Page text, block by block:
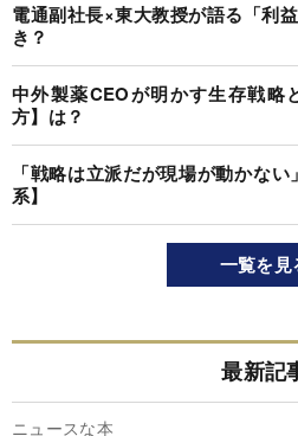
電通副社長×東大教授が語る「利
き？
中外製薬CEOが明かす生存戦略
方】は？
「戦略は立派だが現場が動かな
系】
一覧を見
最新記
ニュースな本